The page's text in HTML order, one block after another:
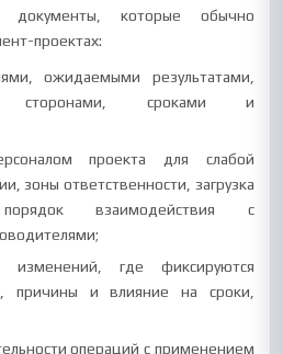
которые обычно
проектах:
ожидаемыми результатами,
сторонами, сроками и
проекта для слабой
зоны ответственности, загрузка
взаимодействия с
изменений, где фиксируются
причины и влияние на сроки,
операций с применением